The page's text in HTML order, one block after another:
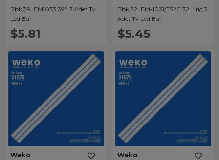
Bbk 39LEM1033 39'' 3 Adet Tv
Led Bar
$5.81
Bbk 32LEM-1031/TS2C 32'' inç 3
Adet Tv Led Bar
$5.45
Weko Weko